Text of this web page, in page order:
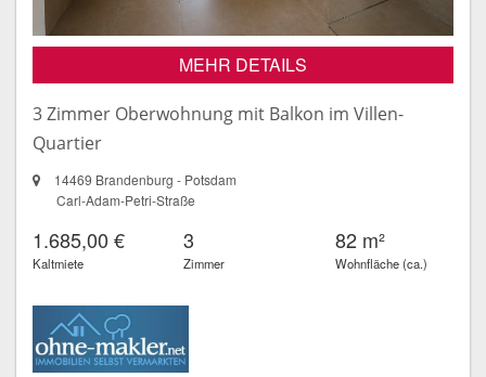
MEHR DETAILS
3 Zimmer Oberwohnung mit Balkon im Villen-
Quartier
14469 Brandenburg - Potsdam
Carl-Adam-Petri-Straße
1.685,00 €
Kaltmiete
3
Zimmer
82 m²
Wohnfläche (ca.)